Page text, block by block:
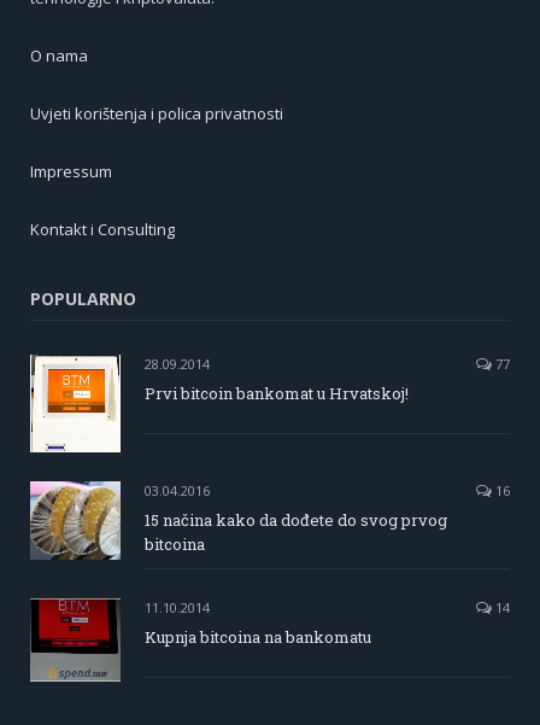
O nama
Uvjeti korištenja i polica privatnosti
Impressum
Kontakt i Consulting
POPULARNO
28.09.2014 77
Prvi bitcoin bankomat u Hrvatskoj!
03.04.2016 16
15 načina kako da dođete do svog prvog
bitcoina
11.10.2014 14
Kupnja bitcoina na bankomatu